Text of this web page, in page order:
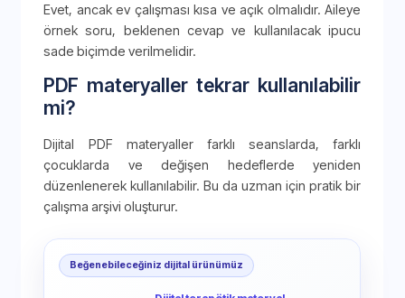
Evet, ancak ev çalışması kısa ve açık olmalıdır. Aileye
örnek soru, beklenen cevap ve kullanılacak ipucu
sade biçimde verilmelidir.
PDF materyaller tekrar kullanılabilir
mi?
Dijital PDF materyaller farklı seanslarda, farklı
çocuklarda ve değişen hedeflerde yeniden
düzenlenerek kullanılabilir. Bu da uzman için pratik bir
çalışma arşivi oluşturur.
Beğenebileceğiniz dijital ürünümüz